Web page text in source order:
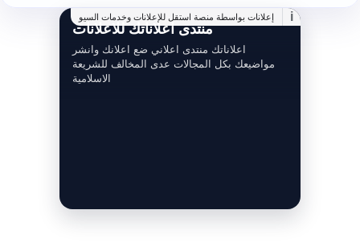
إعلانات بواسطة منصة استقل للإعلانات وخدمات السيو i
منتدى اعلاناتك للاعلانات
اعلاناتك منتدى اعلاني ضع اعلانك وانشر
مواضيعك بكل المجالات عدى المخالف للشريعة
الاسلامية